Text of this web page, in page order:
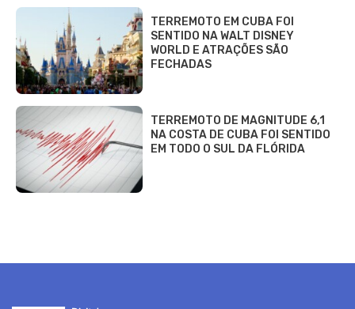
TERREMOTO EM CUBA FOI
SENTIDO NA WALT DISNEY
WORLD E ATRAÇÕES SÃO
FECHADAS
TERREMOTO DE MAGNITUDE 6,1
NA COSTA DE CUBA FOI SENTIDO
EM TODO O SUL DA FLÓRIDA